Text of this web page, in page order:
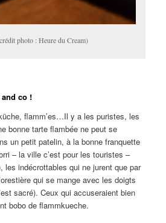
photo : Heure du Cream)
co !
flamm’es…Il y a les puristes, les
bonne tarte flambée ne peut se
un petit patelin, à la bonne franquette
– la ville c’est pour les touristes –
les indécrottables qui ne jurent que par
qui se mange avec les doigts
sacré). Ceux qui accuseraient bien
bobo de flammkueche.